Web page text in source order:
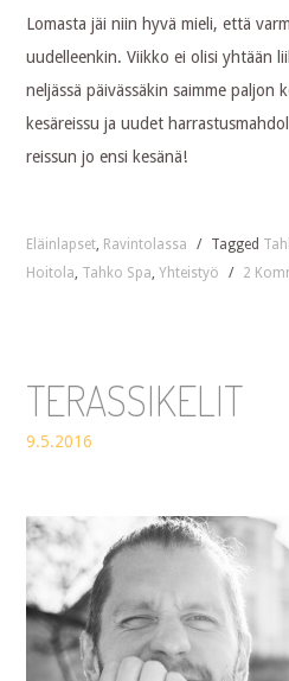
Lomasta jäi niin hyvä mieli, että
uudelleenkin. Viikko ei olisi yhtään
neljässä päivässäkin saimme paljon
kesäreissu ja uudet
reissun jo ensi kesänä!
Eläinlapset, Ravintolassa / Tagged
Hoitola, Tahko Spa,Yhteistyö / 2
TERASSIKELIT
9.5.2016